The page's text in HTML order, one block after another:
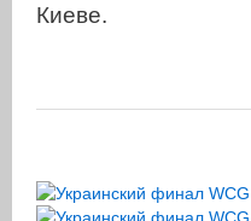
Киеве.